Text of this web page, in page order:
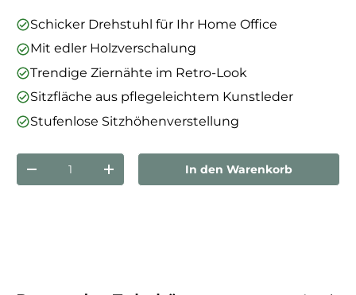
Schicker Drehstuhl für Ihr Home Office
Mit edler Holzverschalung
Trendige Ziernähte im Retro-Look
Sitzfläche aus pflegeleichtem Kunstleder
Stufenlose Sitzhöhenverstellung
Anzahl
Menge verringernMenge erhöhenIn den Warenkorb